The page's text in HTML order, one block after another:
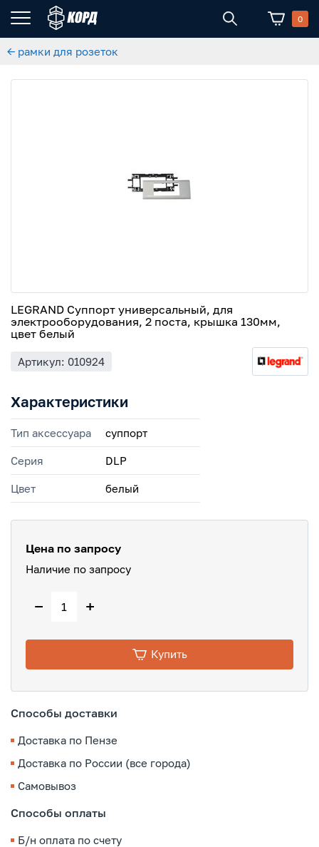
0
← рамки для розеток
LEGRAND Суппорт универсальный, для
электрооборудования, 2 поста, крышка 130мм,
цвет белый
Артикул: 010924
Характеристики
Тип аксессуара суппорт
Серия DLP
Цвет белый
Цена по запросу
Наличие по запросу
− +
Купить
Способы доставки
Доставка по Пензе
Доставка по России (все города)
Самовывоз
Способы оплаты
Б/н оплата по счету